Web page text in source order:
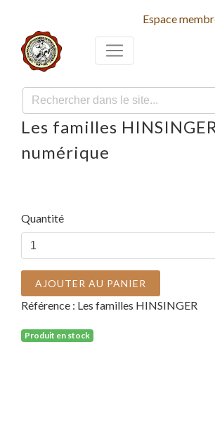
Espace
Les familles
numérique
Quantité
AJOUTER AU PANIER
Référence : Les familles HINSINGER
Produit en stock